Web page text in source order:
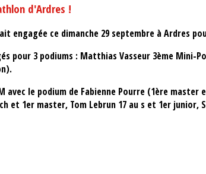
d'Ardres !
engagée ce dimanche 29 septembre à Ardres
pour 3 podiums : Matthias Vasseur 3ème Mini-
le podium de Fabienne Pourre (1ère
et 1er master, Tom Lebrun 17 au s et 1er junior,